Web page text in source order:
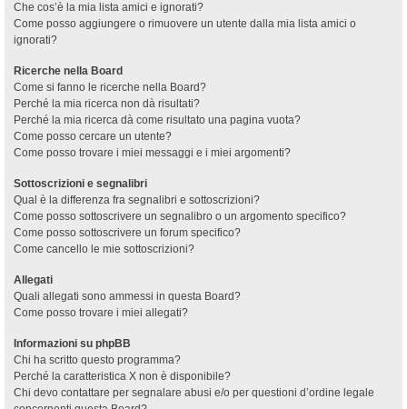
Che cos’è la mia lista amici e ignorati?
Come posso aggiungere o rimuovere un utente dalla mia lista amici o
ignorati?
Ricerche nella Board
Come si fanno le ricerche nella Board?
Perché la mia ricerca non dà risultati?
Perché la mia ricerca dà come risultato una pagina vuota?
Come posso cercare un utente?
Come posso trovare i miei messaggi e i miei argomenti?
Sottoscrizioni e segnalibri
Qual è la differenza fra segnalibri e sottoscrizioni?
Come posso sottoscrivere un segnalibro o un argomento specifico?
Come posso sottoscrivere un forum specifico?
Come cancello le mie sottoscrizioni?
Allegati
Quali allegati sono ammessi in questa Board?
Come posso trovare i miei allegati?
Informazioni su phpBB
Chi ha scritto questo programma?
Perché la caratteristica X non è disponibile?
Chi devo contattare per segnalare abusi e/o per questioni d’ordine legale